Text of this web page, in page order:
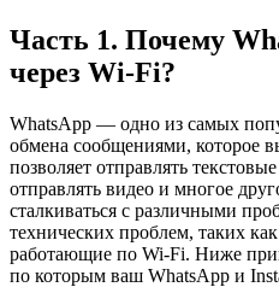
Часть 1. Почему
через Wi-Fi?
WhatsApp — одно из самых
обмена сообщениями, которое
позволяет отправлять
отправлять видео и многое
сталкиваться с различными
технических проблем, таких
работающие по Wi-Fi. Ниже
по которым ваш WhatsApp и